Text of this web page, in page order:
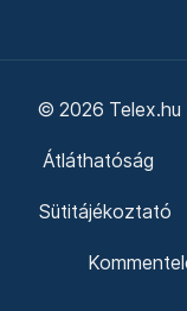
© 2026 Telex.hu
Átláthatóság
Sütitájékoztató